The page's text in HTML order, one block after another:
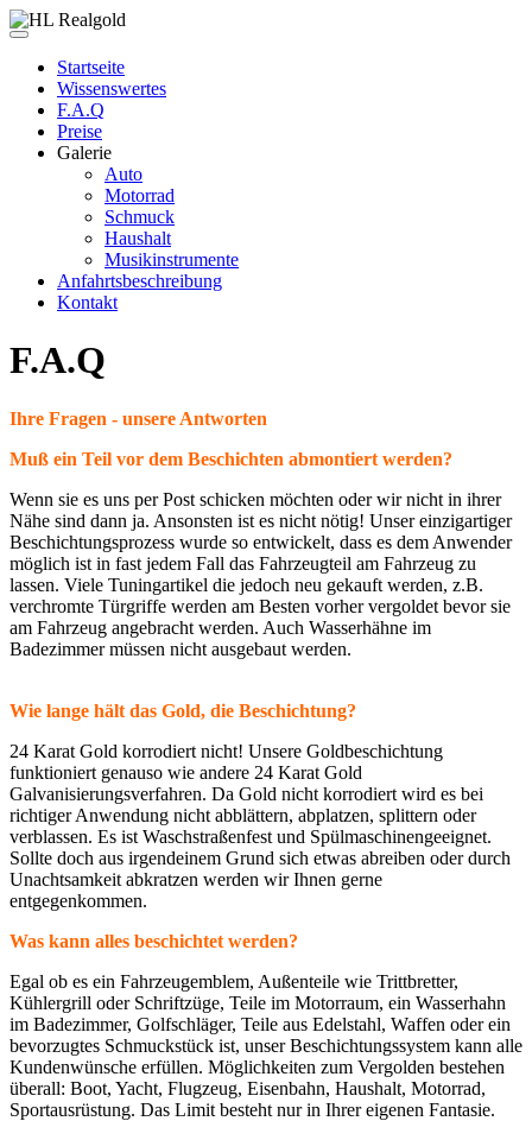
Startseite
Wissenswertes
F.A.Q
Preise
Galerie
Auto
Motorrad
Schmuck
Haushalt
Musikinstrumente
Anfahrtsbeschreibung
Kontakt
F.A.Q
Ihre Fragen - unsere Antworten
Muß ein Teil vor dem Beschichten abmontiert werden?
Wenn sie es uns per Post schicken möchten oder wir nicht in ihrer
Nähe sind dann ja. Ansonsten ist es nicht nötig! Unser einzigartiger
Beschichtungsprozess wurde so entwickelt, dass es dem Anwender
möglich ist in fast jedem Fall das Fahrzeugteil am Fahrzeug zu
lassen. Viele Tuningartikel die jedoch neu gekauft werden, z.B.
verchromte Türgriffe werden am Besten vorher vergoldet bevor sie
am Fahrzeug angebracht werden. Auch Wasserhähne im
Badezimmer müssen nicht ausgebaut werden.
Wie lange hält das Gold, die Beschichtung?
24 Karat Gold korrodiert nicht! Unsere Goldbeschichtung
funktioniert genauso wie andere 24 Karat Gold
Galvanisierungsverfahren. Da Gold nicht korrodiert wird es bei
richtiger Anwendung nicht abblättern, abplatzen, splittern oder
verblassen. Es ist Waschstraßenfest und Spülmaschinengeeignet.
Sollte doch aus irgendeinem Grund sich etwas abreiben oder durch
Unachtsamkeit abkratzen werden wir Ihnen gerne
entgegenkommen.
Was kann alles beschichtet werden?
Egal ob es ein Fahrzeugemblem, Außenteile wie Trittbretter,
Kühlergrill oder Schriftzüge, Teile im Motorraum, ein Wasserhahn
im Badezimmer, Golfschläger, Teile aus Edelstahl, Waffen oder ein
bevorzugtes Schmuckstück ist, unser Beschichtungssystem kann alle
Kundenwünsche erfüllen. Möglichkeiten zum Vergolden bestehen
überall: Boot, Yacht, Flugzeug, Eisenbahn, Haushalt, Motorrad,
Sportausrüstung. Das Limit besteht nur in Ihrer eigenen Fantasie.